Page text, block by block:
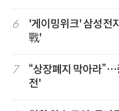
6
'게이밍위크' 삼성전
戰'
7
“상장폐지 막아라”…
전'